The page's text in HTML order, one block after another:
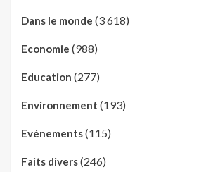
Dans le monde (3 618)
Economie (988)
Education (277)
Environnement (193)
Evénements(115)
Faits divers(246)